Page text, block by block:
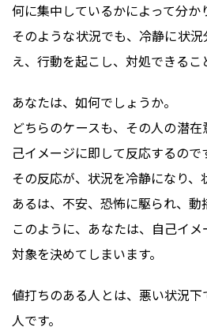
何に集中しているかによって分か
そのような状況でも、冷静に状
え、行動を起こし、対処できるこ
あなたは、如何でしょうか。
どちらのケースも、その人の潜
己イメージに即して反応するので
その反応が、状況を冷静になり、
あるは、不安、恐怖に駆られ、動
このように、あなたは、自己イ
対象を決めてしまいます。
値打ちのある人とは、悪い状況
人です。